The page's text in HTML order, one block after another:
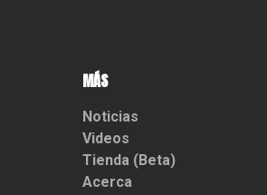
MÁS
Noticias
Videos
Tienda (Beta)
Acerca